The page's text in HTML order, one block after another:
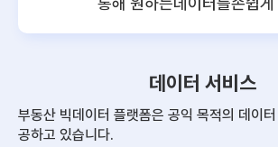
데이터 서비스
부동산 빅데이터 플랫폼은 공익 목적의 데이
공하고 있습니다.